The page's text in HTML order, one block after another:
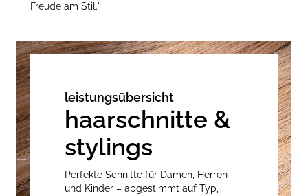
Freude am Stil."
leistungsübersicht
haarschnitte &
stylings
Perfekte Schnitte für Damen, Herren
und Kinder – abgestimmt auf Typ,